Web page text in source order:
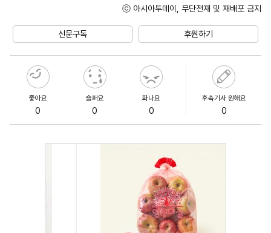
ⓒ 아시아투데이, 무단전재 및 재배포 금지
신문구독 후원하기
좋아요
0
슬퍼요
0
화나요
0
후속기사 원해요
0